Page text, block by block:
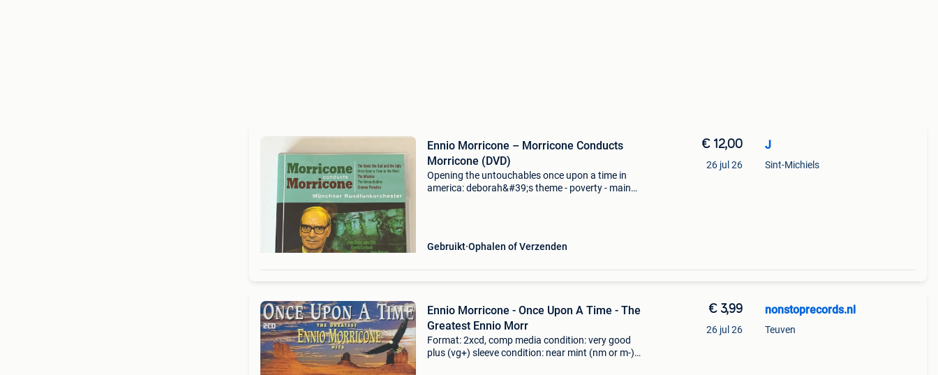
Ennio Morricone – Morricone Conducts
Morricone (DVD)
Opening the untouchables once upon a time in
america: deborah&#39;s theme - poverty - main
Gebruikt Ophalen of Verzenden
€ 12,00
26 jul 26
J
Sint-Michiels
Ennio Morricone - Once Upon A Time - The
Greatest Ennio Morr
Format: 2xcd, comp media condition: very good
plus (vg+) sleeve condition: near mint (nm or m-)
€ 3,99
26 jul 26
nonstoprecords.nl
Teuven